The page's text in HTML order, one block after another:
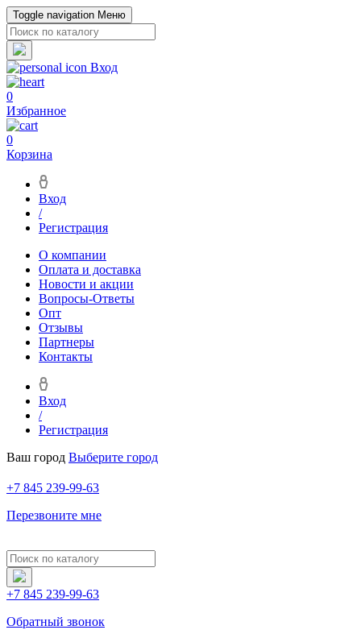
Toggle navigation Меню
Вход
0
Избранное
0
Корзина
Вход
/
Регистрация
О компании
Оплата и доставка
Новости и акции
Вопросы-Ответы
Опт
Отзывы
Партнеры
Контакты
Вход
/
Регистрация
Ваш город Выберите город
+7 845 239-99-63
Перезвоните мне
+7 845 239-99-63
Обратный звонок